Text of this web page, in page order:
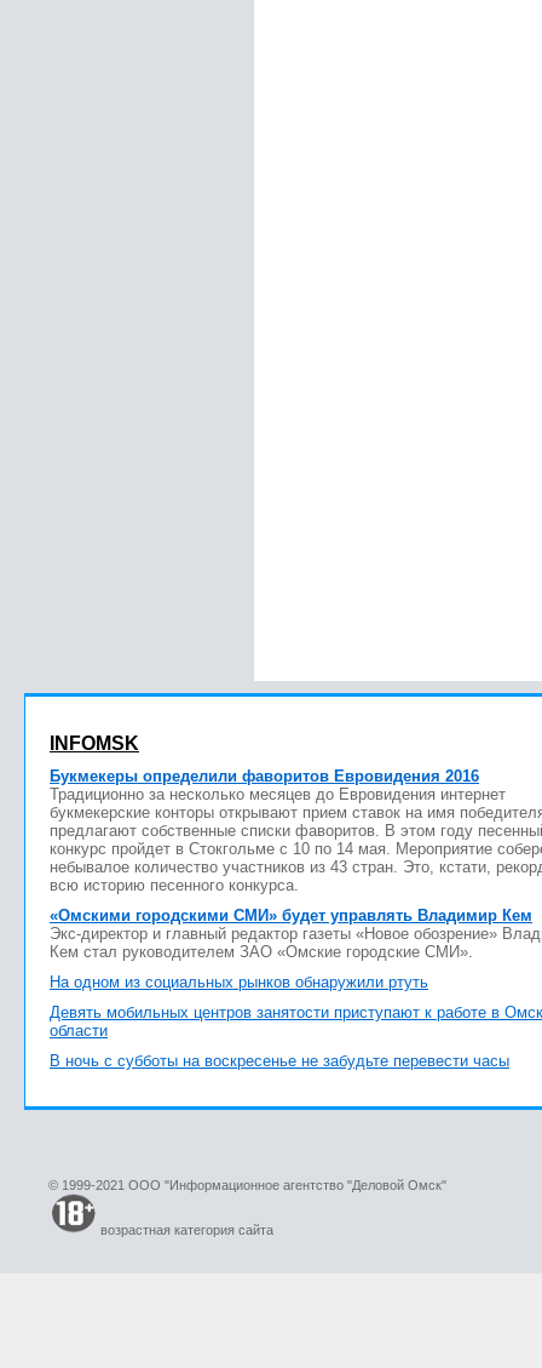
INFOMSK
Букмекеры определили фаворитов Евровидения 2016
Традиционно за несколько месяцев до Евровидения интернет
букмекерские конторы открывают прием ставок на имя
предлагают собственные списки фаворитов. В этом году
конкурс пройдет в Стокгольме с 10 по 14 мая. Мероприятие
небывалое количество участников из 43 стран. Это, кстати,
всю историю песенного конкурса.
«Омскими городскими СМИ» будет управлять Владимир Кем
Экс-директор и главный редактор газеты «Новое обозрение»
Кем стал руководителем ЗАО «Омские городские СМИ».
На одном из социальных рынков обнаружили ртуть
Девять мобильных центров занятости приступают к работе в
области
В ночь с субботы на воскресенье не забудьте перевести часы
© 1999-2021 ООО "Информационное агентство "Деловой Омск"
возрастная категория сайта